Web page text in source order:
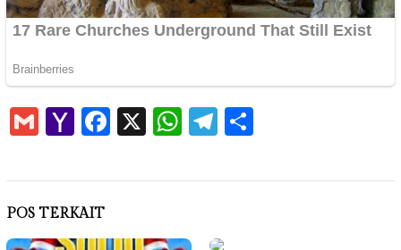
GmailYahoo
Mail
Facebook
X WhatsApp
Telegram
POS TERKAIT